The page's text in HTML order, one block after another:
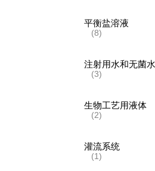
平衡盐溶液
(8)
注射用水和无菌水
(3)
生物工艺用液体
(2)
灌流系统
(1)